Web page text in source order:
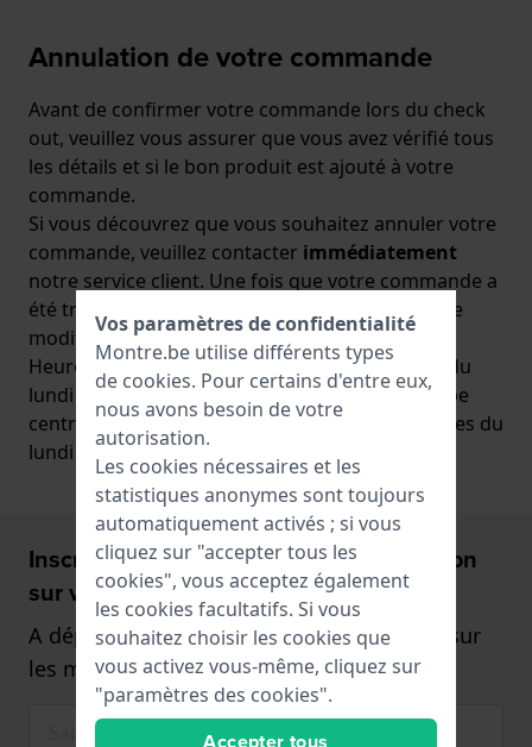
Annulation de votre commande
Avant de confirmer votre commande lors du check
out, veuillez vous assurer que vous avez vérifié tous
les détails et si le bon produit est ajouté à votre
commande.
Si vous découvrez que vous souhaitez annuler votre
commande, veuillez contacter immédiatement
notre service client. Une fois que votre commande a
été traitée et / ou expédiée elle ne peut plus être
modifiée malheureusement.
Heures d'ouverture de notre service clientèle : du
lundi au vendredi, de 10 h à 17 h (heure d'Europe
centrale). Nos lignes téléphoniques sont ouvertes du
lundi au jeudi, de 10 h à 13 h.
Inscrivez-vous et recevez 5€ de réduction
sur votre Montre!
A dépenser à partir de 75€,- (uniquement sur
les montres)
Vos paramètres de confidentialité
Montre.be utilise différents types
de cookies. Pour certains d'entre eux,
nous avons besoin de votre
autorisation.
Les cookies nécessaires et les
statistiques anonymes sont toujours
automatiquement activés ; si vous
cliquez sur "accepter tous les
cookies", vous acceptez également
les cookies facultatifs. Si vous
souhaitez choisir les cookies que
vous activez vous-même, cliquez sur
"paramètres des cookies".